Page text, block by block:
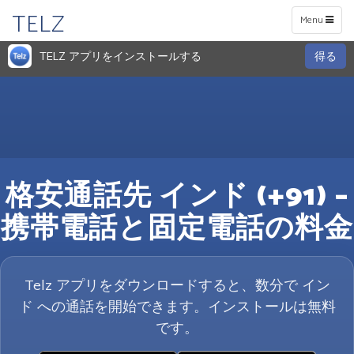
Toggle
navigation
Menu
TELZ
TELZ アプリをインストールする 得る
格安通話先 インド (+91) –
携帯電話と固定電話の料金
Telz アプリをダウンロードすると、数分で イン
ド への通話を開始できます。インストールは無料
です。